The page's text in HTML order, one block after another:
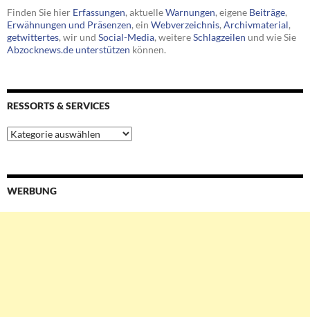
Finden Sie hier Erfassungen, aktuelleWarnungen, eigene Beiträge,
Erwähnungen und Präsenzen, ein Webverzeichnis, Archivmaterial,
getwittertes, wir und Social-Media, weitereSchlagzeilen und wie Sie
Abzocknews.de unterstützen können.
RESSORTS & SERVICES
Ressorts
&
WERBUNG